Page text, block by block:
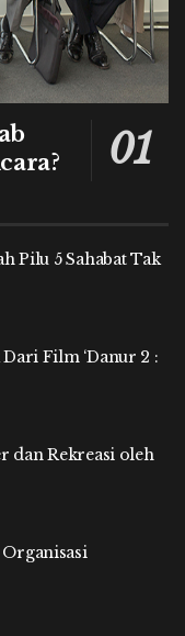
Pilu 5 Sahabat Tak
Film ‘Danur 2 :
dan Rekreasi oleh
Organisasi